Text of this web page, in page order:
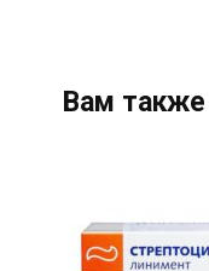
Вам